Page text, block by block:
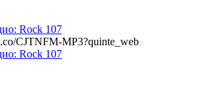
Rock 107
CJTNFM-MP3?quinte_web
Rock 107